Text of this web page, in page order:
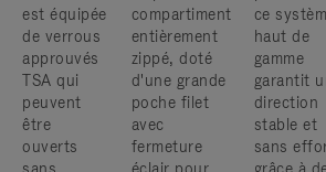
est équipée
de verrous
approuvés
TSA qui
peuvent
être
ouverts
compartiment
entièrement
zippé, doté
d'une grande
poche filet
avec
fermeture
ce
haut de
gamme
garantit
direction
stable et
sans